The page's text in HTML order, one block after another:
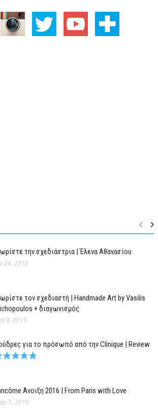
την σχεδιάστρια | Έλενα Αθανασίου
24, 2015
τον σχεδιαστή | Handmade Art by Vasilis
+ διαγωνισμός
9, 2015
για το πρόσωπό από την Clinique | Review
Άνοιξη 2016 | From Paris with Love
7, 2016